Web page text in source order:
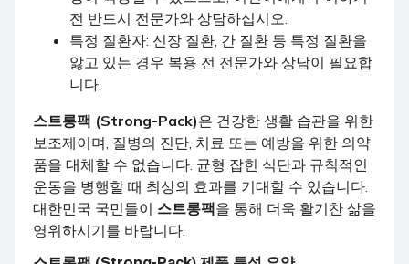
전 반드시 전문가와 상담하십시오.
특정 질환자: 신장 질환, 간 질환 등 특정 질환을
앓고 있는 경우 복용 전 전문가와 상담이 필요합
니다.
스트롱팩 (Strong-Pack)은 건강한 생활 습관을 위한
보조제이며, 질병의 진단, 치료 또는 예방을 위한 의약
품을 대체할 수 없습니다. 균형 잡힌 식단과 규칙적인
운동을 병행할 때 최상의 효과를 기대할 수 있습니다.
대한민국 국민들이 스트롱팩을 통해 더욱 활기찬 삶을
영위하시기를 바랍니다.